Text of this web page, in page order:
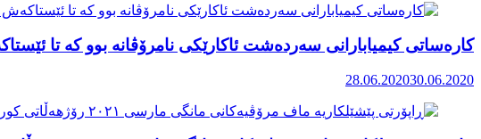
کارەساتی کیمیابارانی سەردەشت ئاکارێکی نامرۆڤانە بوو کە تا
28.06.202030.06.2020